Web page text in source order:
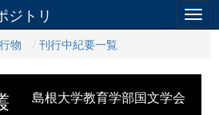
ジトリ
物 刊行中紀要一覧
島根大学教育学部国文学会